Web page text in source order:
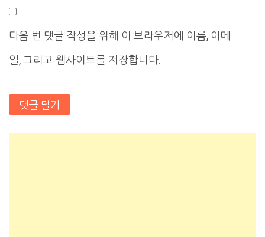
다음 번 댓글 작성을 위해 이 브라우저에 이름, 이메
일, 그리고 웹사이트를 저장합니다.